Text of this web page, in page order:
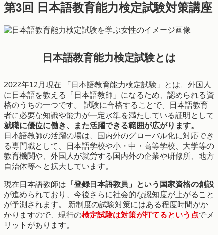
第3回 日本語教育能力検定試験対策講座
日本語教育能力検定試験とは
2022年12月現在 「日本語教育能力検定試験」とは、外国人
に日本語を教える「日本語教師」になるため、認められる資
格のうちの一つです。 試験に合格することで、日本語教育
者に必要な知識や能力が一定水準を満たしている証明として
就職に優位に働き、また活躍できる範囲が広がります。
日本語教師の活躍の場は、国内外のグローバル化に対応でき
る専門職として、日本語学校や小・中・高等学校、大学等の
教育機関や、外国人が就労する国内外の企業や研修所、地方
自治体等へと拡大しています。
現在日本語教師は 「登録日本語教員」という国家資格の創設
が進められており、今後さらに社会的な認知度が上がること
が予測されます。 新制度の試験対策にはある程度時間がか
かりますので、現行の検定試験は対策が打てるという点でメ
リットがあります。